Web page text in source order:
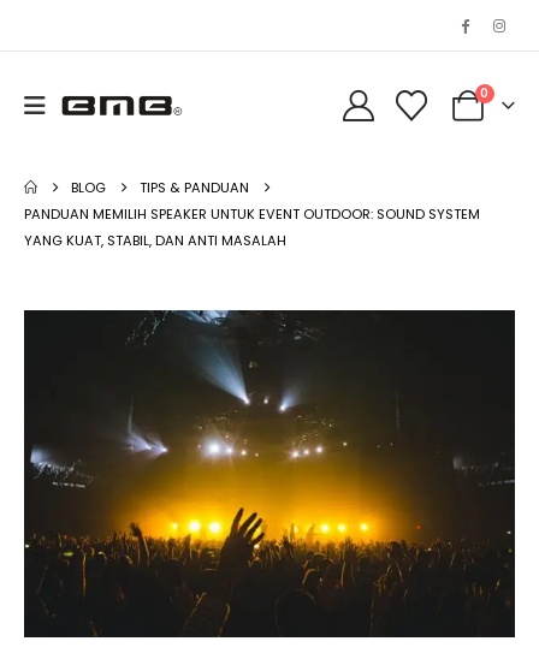
0
BLOG
TIPS & PANDUAN
PANDUAN MEMILIH SPEAKER UNTUK EVENT OUTDOOR: SOUND SYSTEM
YANG KUAT, STABIL, DAN ANTI MASALAH